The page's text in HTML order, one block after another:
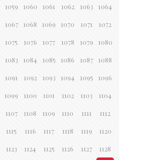
1059 1060 1061 1062 1063 1064
1067 1068 1069 1070 1071 1072
1075 1076 1077 1078 1079 1080
1083 1084 1085 1086 1087 1088
1091 1092 1093 1094 1095 1096
1099 1100 1101 1102 1103 1104
1107 1108 1109 1110 1111 1112
1115 1116 1117 1118 1119 1120
1123 1124 1125 1126 1127 1128